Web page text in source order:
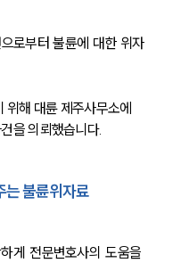
로부터 불륜에 대한 위자
해 대륜 제주사무소에
을 의뢰했습니다.
는 불륜위자료
게 전문변호사의 도움을